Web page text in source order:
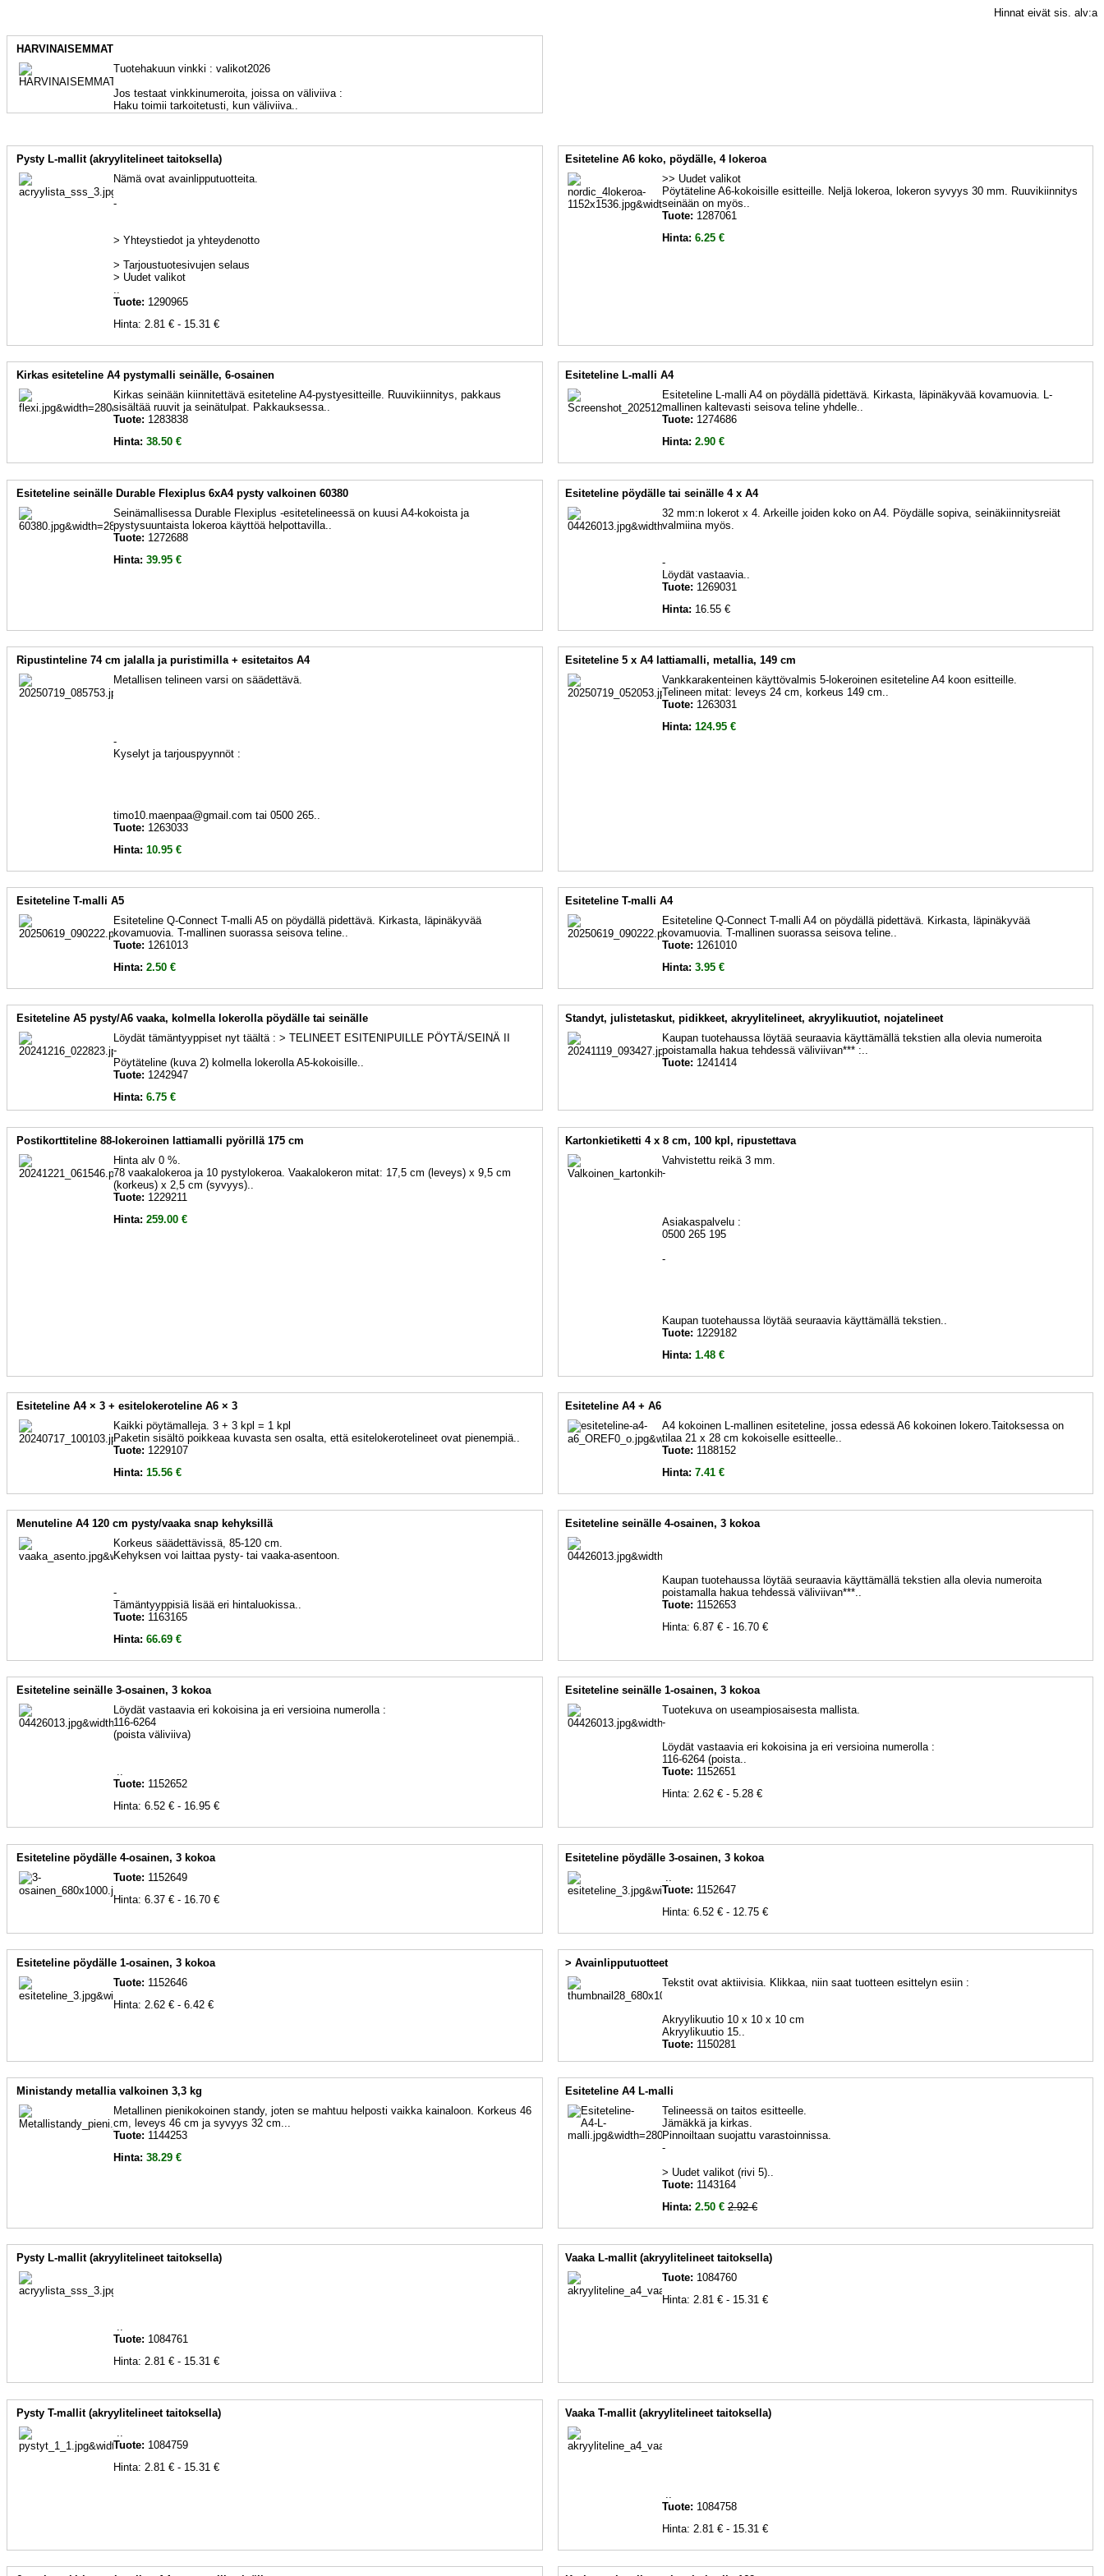
Hinnat eivät sis. alv:a
HARVINAISEMMAT
Tuotehakuun vinkki : valikot2026
Jos testaat vinkkinumeroita, joissa on väliviiva :
Haku toimii tarkoitetusti, kun väliviiva..
Pysty L-mallit (akryylitelineet taitoksella)
Nämä ovat avainlipputuotteita.
-
> Yhteystiedot ja yhteydenotto
> Tarjoustuotesivujen selaus
> Uudet valikot
..
Tuote: 1290965
Hinta: 2.81 € - 15.31 €
Esiteteline A6 koko, pöydälle, 4 lokeroa
>> Uudet valikot
Pöytäteline A6-kokoisille esitteille. Neljä lokeroa, lokeron syvyys 30 mm. Ruuvikiinnitys
seinään on myös..
Tuote: 1287061
Hinta: 6.25 €
Kirkas esiteteline A4 pystymalli seinälle, 6-osainen
Kirkas seinään kiinnitettävä esiteteline A4-pystyesitteille. Ruuvikiinnitys, pakkaus
sisältää ruuvit ja seinätulpat. Pakkauksessa..
Tuote: 1283838
Hinta: 38.50 €
Esiteteline L-malli A4
Esiteteline L-malli A4 on pöydällä pidettävä. Kirkasta, läpinäkyvää kovamuovia. L-
mallinen kaltevasti seisova teline yhdelle..
Tuote: 1274686
Hinta: 2.90 €
Esiteteline seinälle Durable Flexiplus 6xA4 pysty valkoinen 60380
Seinämallisessa Durable Flexiplus -esitetelineessä on kuusi A4-kokoista ja
pystysuuntaista lokeroa käyttöä helpottavilla..
Tuote: 1272688
Hinta: 39.95 €
Esiteteline pöydälle tai seinälle 4 x A4
32 mm:n lokerot x 4. Arkeille joiden koko on A4. Pöydälle sopiva, seinäkiinnitysreiät
valmiina myös.
-
Löydät vastaavia..
Tuote: 1269031
Hinta: 16.55 €
Ripustinteline 74 cm jalalla ja puristimilla + esitetaitos A4
Metallisen telineen varsi on säädettävä.
-
Kyselyt ja tarjouspyynnöt :
timo10.maenpaa@gmail.com tai 0500 265..
Tuote: 1263033
Hinta: 10.95 €
Esiteteline 5 x A4 lattiamalli, metallia, 149 cm
Vankkarakenteinen käyttövalmis 5-lokeroinen esiteteline A4 koon esitteille.
Telineen mitat: leveys 24 cm, korkeus 149 cm..
Tuote: 1263031
Hinta: 124.95 €
Esiteteline T-malli A5
Esiteteline Q-Connect T-malli A5 on pöydällä pidettävä. Kirkasta, läpinäkyvää
kovamuovia. T-mallinen suorassa seisova teline..
Tuote: 1261013
Hinta: 2.50 €
Esiteteline T-malli A4
Esiteteline Q-Connect T-malli A4 on pöydällä pidettävä. Kirkasta, läpinäkyvää
kovamuovia. T-mallinen suorassa seisova teline..
Tuote: 1261010
Hinta: 3.95 €
Esiteteline A5 pysty/A6 vaaka, kolmella lokerolla pöydälle tai seinälle
Löydät tämäntyyppiset nyt täältä : > TELINEET ESITENIPUILLE PÖYTÄ/SEINÄ II
-
Pöytäteline (kuva 2) kolmella lokerolla A5-kokoisille..
Tuote: 1242947
Hinta: 6.75 €
Standyt, julistetaskut, pidikkeet, akryylitelineet, akryylikuutiot, nojatelineet
Kaupan tuotehaussa löytää seuraavia käyttämällä tekstien alla olevia numeroita
poistamalla hakua tehdessä väliviivan*** :..
Tuote: 1241414
Postikorttiteline 88-lokeroinen lattiamalli pyörillä 175 cm
Hinta alv 0 %.
78 vaakalokeroa ja 10 pystylokeroa. Vaakalokeron mitat: 17,5 cm (leveys) x 9,5 cm
(korkeus) x 2,5 cm (syvyys)..
Tuote: 1229211
Hinta: 259.00 €
Kartonkietiketti 4 x 8 cm, 100 kpl, ripustettava
Vahvistettu reikä 3 mm.
-
Asiakaspalvelu :
0500 265 195
-
Kaupan tuotehaussa löytää seuraavia käyttämällä tekstien..
Tuote: 1229182
Hinta: 1.48 €
Esiteteline A4 × 3 + esitelokeroteline A6 × 3
Kaikki pöytämalleja. 3 + 3 kpl = 1 kpl
Paketin sisältö poikkeaa kuvasta sen osalta, että esitelokerotelineet ovat pienempiä..
Tuote: 1229107
Hinta: 15.56 €
Esiteteline A4 + A6
A4 kokoinen L-mallinen esiteteline, jossa edessä A6 kokoinen lokero.Taitoksessa on
tilaa 21 x 28 cm kokoiselle esitteelle..
Tuote: 1188152
Hinta: 7.41 €
Menuteline A4 120 cm pysty/vaaka snap kehyksillä
Korkeus säädettävissä, 85-120 cm.
Kehyksen voi laittaa pysty- tai vaaka-asentoon.
-
Tämäntyyppisiä lisää eri hintaluokissa..
Tuote: 1163165
Hinta: 66.69 €
Esiteteline seinälle 4-osainen, 3 kokoa
Kaupan tuotehaussa löytää seuraavia käyttämällä tekstien alla olevia numeroita
poistamalla hakua tehdessä väliviivan***..
Tuote: 1152653
Hinta: 6.87 € - 16.70 €
Esiteteline seinälle 3-osainen, 3 kokoa
Löydät vastaavia eri kokoisina ja eri versioina numerolla :
116-6264
(poista väliviiva)
..
Tuote: 1152652
Hinta: 6.52 € - 16.95 €
Esiteteline seinälle 1-osainen, 3 kokoa
Tuotekuva on useampiosaisesta mallista.
-
Löydät vastaavia eri kokoisina ja eri versioina numerolla :
116-6264 (poista..
Tuote: 1152651
Hinta: 2.62 € - 5.28 €
Esiteteline pöydälle 4-osainen, 3 kokoa
Tuote: 1152649
Hinta: 6.37 € - 16.70 €
Esiteteline pöydälle 3-osainen, 3 kokoa
Tuote: 1152647
Hinta: 6.52 € - 12.75 €
Esiteteline pöydälle 1-osainen, 3 kokoa
Tuote: 1152646
Hinta: 2.62 € - 6.42 €
> Avainlipputuotteet
Tekstit ovat aktiivisia. Klikkaa, niin saat tuotteen esittelyn esiin :
Akryylikuutio 10 x 10 x 10 cm
Akryylikuutio 15..
Tuote: 1150281
Ministandy metallia valkoinen 3,3 kg
Metallinen pienikokoinen standy, joten se mahtuu helposti vaikka kainaloon. Korkeus 46
cm, leveys 46 cm ja syvyys 32 cm...
Tuote: 1144253
Hinta: 38.29 €
Esiteteline A4 L-malli
Telineessä on taitos esitteelle.
Jämäkkä ja kirkas.
Pinnoiltaan suojattu varastoinnissa.
-
> Uudet valikot (rivi 5)..
Tuote: 1143164
Hinta: 2.50 € 2.92 €
Pysty L-mallit (akryylitelineet taitoksella)
..
Tuote: 1084761
Hinta: 2.81 € - 15.31 €
Vaaka L-mallit (akryylitelineet taitoksella)
Tuote: 1084760
Hinta: 2.81 € - 15.31 €
Pysty T-mallit (akryylitelineet taitoksella)
Tuote: 1084759
Hinta: 2.81 € - 15.31 €
Vaaka T-mallit (akryylitelineet taitoksella)
Tuote: 1084758
Hinta: 2.81 € - 15.31 €